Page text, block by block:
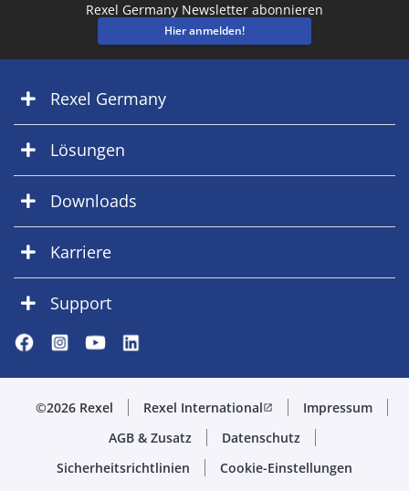
Rexel Germany Newsletter abonnieren
Hier anmelden!
Rexel Germany
Lösungen
Downloads
Karriere
Support
©2026 Rexel Rexel Internationalopen_in_new
Impressum
AGB & Zusatz
Datenschutz
Sicherheitsrichtlinien
Cookie-Einstellungen